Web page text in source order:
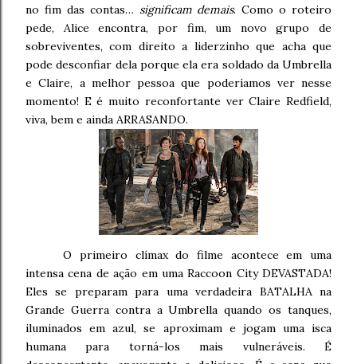
no fim das contas… significam demais. Como o roteiro
pede, Alice encontra, por fim, um novo grupo de
sobreviventes, com direito a liderzinho que acha que
pode desconfiar dela porque ela era soldado da Umbrella
e Claire, a melhor pessoa que poderíamos ver nesse
momento! E é muito reconfortante ver Claire Redfield,
viva, bem e ainda ARRASANDO.
O primeiro clímax do filme acontece em uma
intensa cena de ação em uma Raccoon City DEVASTADA!
Eles se preparam para uma verdadeira BATALHA na
Grande Guerra contra a Umbrella quando os tanques,
iluminados em azul, se aproximam e jogam uma isca
humana para torná-los mais vulneráveis. É